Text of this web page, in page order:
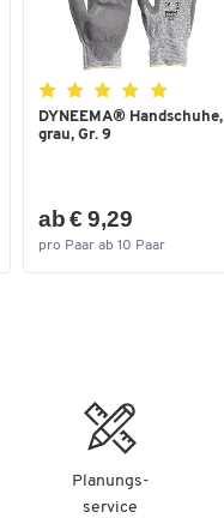
DYNEEMA® Handschuhe,
grau, Gr. 9
ab € 9,29
pro Paar ab 10 Paar
Planungs-
service